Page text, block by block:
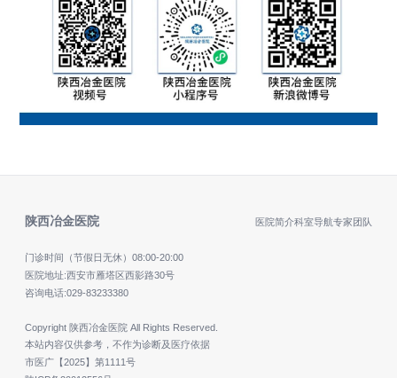
陕西冶金医院 医院简介科室导航专家团队
门诊时间（节假日无休） 08:00-20:00
医院地址:西安市雁塔区西影路30号
咨询电话:029-83233380
Copyright 陕西冶金医院 All Rights Reserved.
本站内容仅供参考，不作为诊断及医疗依据
市医广【2025】第1111号